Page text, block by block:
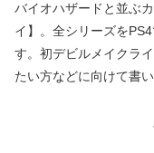
バイオハザードと並ぶ
イ】。全シリーズを
す。初デビルメイクラ
たい方などに向けて書い